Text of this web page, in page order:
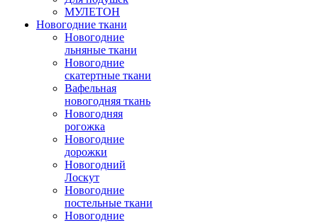
МУЛЕТОН
Новогодние ткани
Новогодние
льняные ткани
Новогодние
скатертные ткани
Вафельная
новогодняя ткань
Новогодняя
рогожка
Новогодние
дорожки
Новогодний
Лоскут
Новогодние
постельные ткани
Новогодние